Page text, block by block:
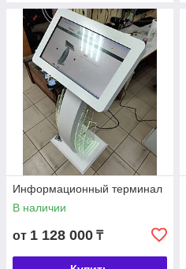
Информационный терминал
В наличии
от 1 128 000 ₸